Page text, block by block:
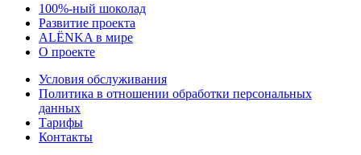
100%-ный шоколад
Развитие проекта
ALЁNKA в мире
О проекте
Условия обслуживания
Политика в отношении обработки персональных
данных
Тарифы
Контакты